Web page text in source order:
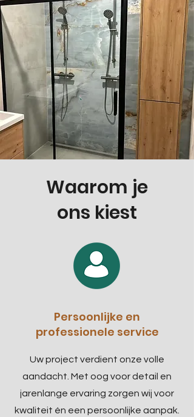
Waarom je
ons kiest
Persoonlijke en
professionele service
Uw project verdient onze volle
aandacht. Met oog voor detail en
jarenlange ervaring zorgen wij voor
kwaliteit én een persoonlijke aanpak.